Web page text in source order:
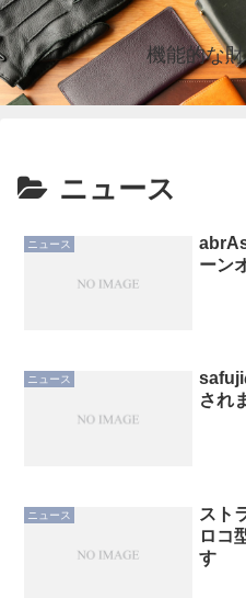
機能的な
ニュース
ニュース
ーン
ニュース
safuji
され
ニュース
スト
ロコ
す